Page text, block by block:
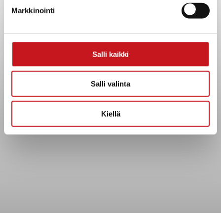
Markkinointi
Salli kaikki
Salli valinta
Kiellä
Kuntainfo
Asiakirjajulkisuuskuvaus
Evästeet
Tietosuoja
Tietopyyntö